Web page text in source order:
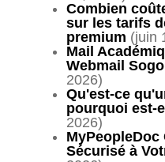
Combien
sur les tarifs
premium (juin
Mail
Webmail
2026)
Qu'est-ce
pourquoi est-
2026)
Sécurisé à